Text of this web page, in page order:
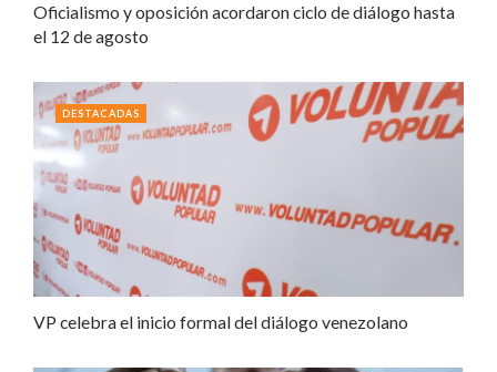
Oficialismo y oposición acordaron ciclo de diálogo hasta
el 12 de agosto
VP celebra el inicio formal del diálogo venezolano
DESTACADAS